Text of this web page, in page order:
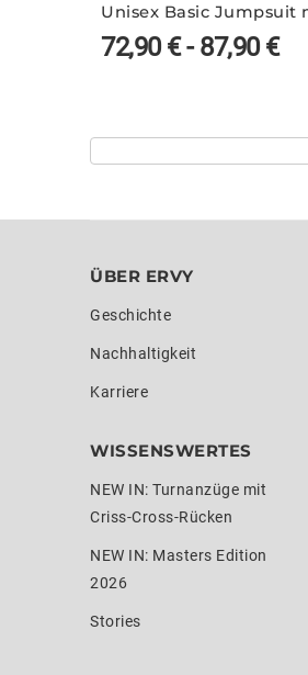
72,90€-87,90€
ÜBER ERVY
Geschichte
Nachhaltigkeit
Karriere
WISSENSWERTES
NEW IN: Turnanzüge mit
Criss-Cross-Rücken
NEW IN: Masters Edition
2026
Stories